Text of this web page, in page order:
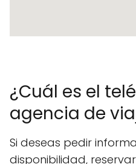
¿Cuál es el
agencia de
Si deseas pedir
disponibilidad,